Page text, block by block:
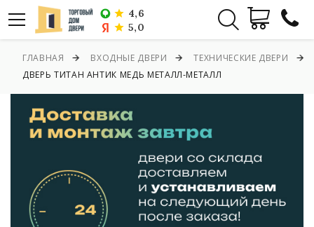
4,6
5,0
ГЛАВНАЯ ВХОДНЫЕ ДВЕРИ
ТЕХНИЧЕСКИЕ ДВЕРИ
ДВЕРЬ ТИТАН АНТИК МЕДЬ МЕТАЛЛ-МЕТАЛЛ